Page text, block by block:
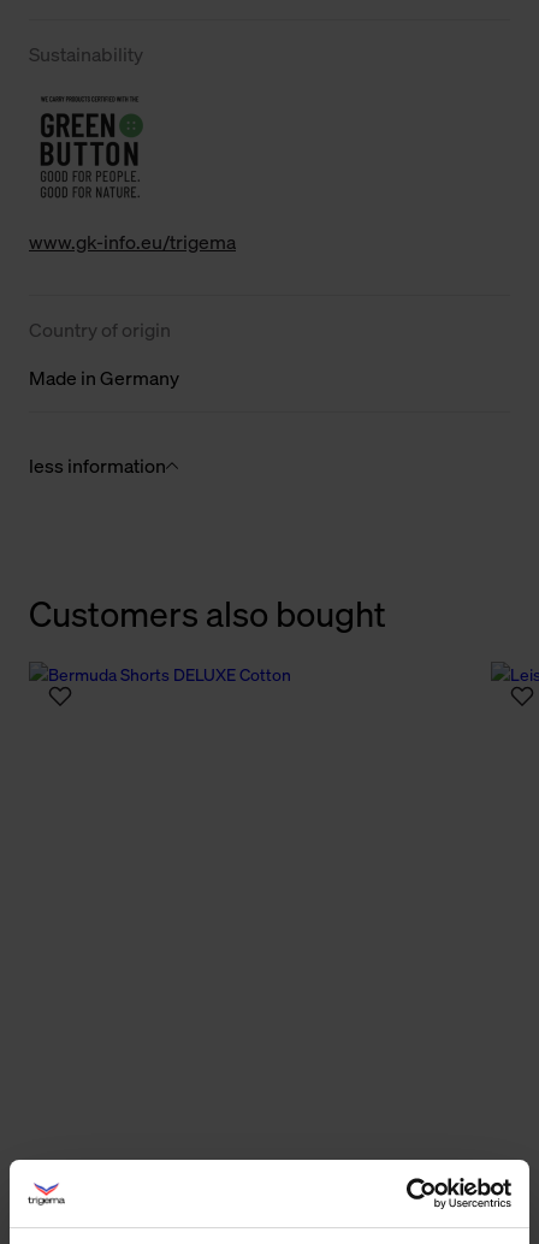
Sustainability
www.gk-info.eu/trigema
Country of origin
Made in Germany
less information
Customers also bought